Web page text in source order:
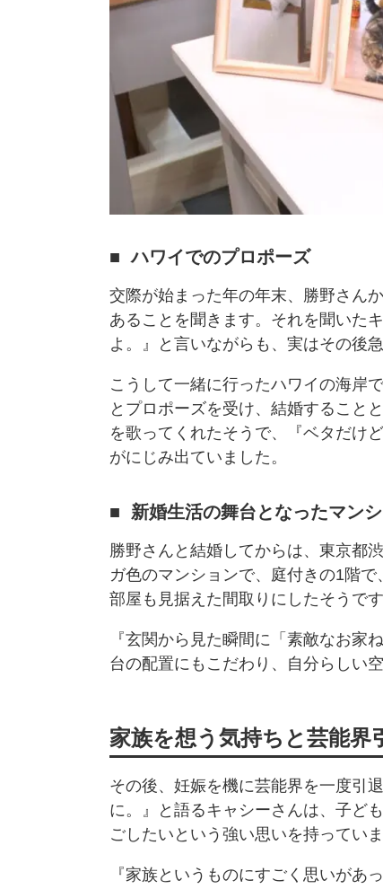
ハワイでのプロポーズ
交際が始まった年の年末、勝野さん
あることを聞きます。それを聞いた
よ。』と言いながらも、実はその後
こうして一緒に行ったハワイの海岸
とプロポーズを受け、結婚すること
を歌ってくれたそうで、『ベタだけ
がにじみ出ていました。
新婚生活の舞台となったマン
勝野さんと結婚してからは、東京都
ガ色のマンションで、庭付きの1階
部屋も見据えた間取りにしたそうです
『玄関から見た瞬間に「素敵なお家
台の配置にもこだわり、自分らしい
家族を想う気持ちと芸能界
その後、妊娠を機に芸能界を一度引
に。』と語るキャシーさんは、子ど
ごしたいという強い思いを持っていま
『家族というものにすごく思いがあ